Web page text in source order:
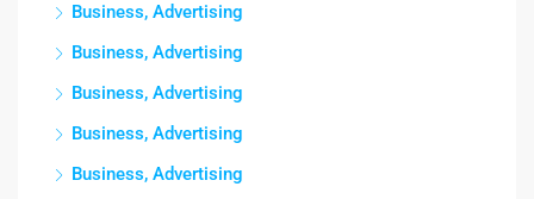
Business, Advertising
Business, Advertising
Business, Advertising
Business, Advertising
Business, Advertising